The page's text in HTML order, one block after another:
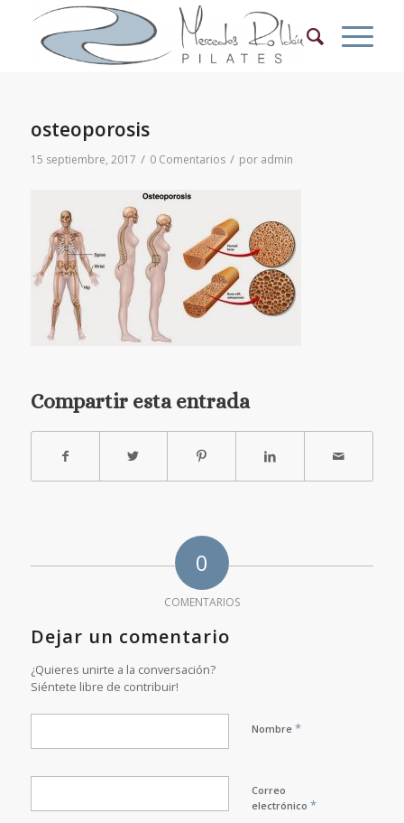
osteoporosis
15 septiembre, 2017 / 0 Comentarios / por admin
Compartir esta entrada
0
COMENTARIOS
Dejar un comentario
¿Quieres unirte a la conversación?
Siéntete libre de contribuir!
Nombre *
Correo
electrónico *